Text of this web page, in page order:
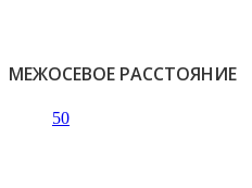
МЕЖОСЕВОЕ РАССТОЯНИЕ
50